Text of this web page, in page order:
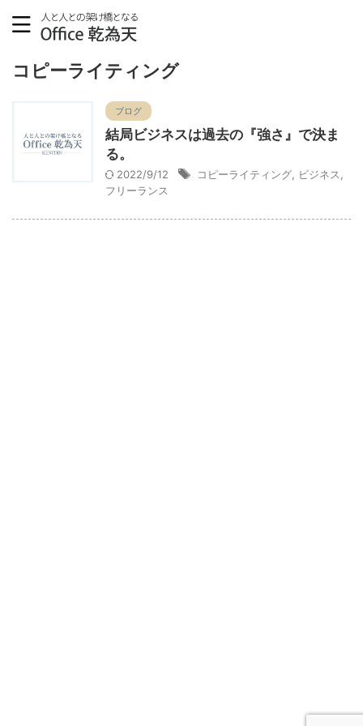
コピーライティング
ブログ
結局ビジネスは過去の『強さ』で決ま
る。
2022/9/12 コピーライティング ビジネス
フリーランス